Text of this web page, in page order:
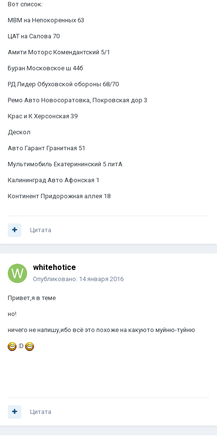
Вот список:
МВМ на Непокоренных 63
ЦАТ на Салова 70
Амити Моторс Комендантский 5/1
Буран Московское ш 44б
РД Лидер Обуховской обороны 68/70
Ремо Авто Новосоратовка, Покровская дор 3
Крас и К Херсонская 39
Дескол
Авто Гарант Гранитная 51
Мультимобиль Екатерининский 5 литА
Калининград Авто Афонская 1
Континент Придорожная аллея 18
Цитата
whitehotice
Опубликовано: 14 января 2016
Привет,я в теме
но!
ничего не напишу,ибо всё это похоже на какуюто муйню-туйню
:D
Цитата